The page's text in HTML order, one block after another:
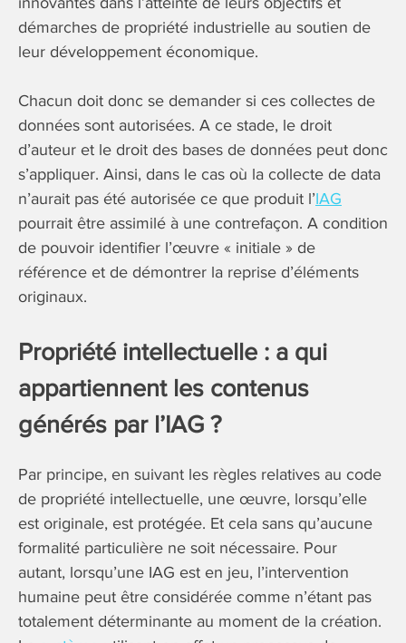
démarches de propriété industrielle au soutien de
leur développement économique.
Chacun doit donc se demander si ces collectes de
données sont autorisées. A ce stade, le droit
d’auteur et le droit des bases de données peut donc
s’appliquer. Ainsi, dans le cas où la collecte de data
n’aurait pas été autorisée ce que produit l’IAG
pourrait être assimilé à une contrefaçon. A condition
de pouvoir identifier l’œuvre « initiale » de
référence et de démontrer la reprise d’éléments
originaux.
Propriété intellectuelle : a qui
appartiennent les contenus
générés par l’IAG ?
Par principe, en suivant les règles relatives au code
de propriété intellectuelle, une œuvre, lorsqu’elle
est originale, est protégée. Et cela sans qu’aucune
formalité particulière ne soit nécessaire. Pour
autant, lorsqu’une IAG est en jeu, l’intervention
humaine peut être considérée comme n’étant pas
totalement déterminante au moment de la création.